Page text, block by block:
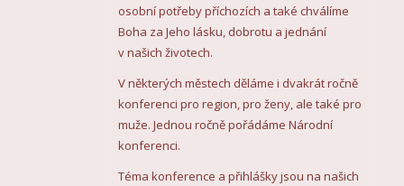
osobní potřeby příchozích a také chválíme
Boha za Jeho lásku, dobrotu a jednání
v našich životech.
V některých městech děláme i dvakrát ročně
konferenci pro region, pro ženy, ale také pro
muže. Jednou ročně pořádáme Národní
konferenci.
Téma konference a přihlášky jsou na našich